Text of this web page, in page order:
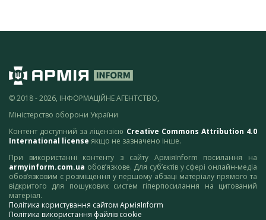
© 2018 - 2026, ІНФОРМАЦІЙНЕ АГЕНТСТВО,
Міністерство оборони України
Контент доступний за ліцензією Creative Commons Attribution 4.0
International license якщо не зазначено інше.
При використанні контенту з сайту АрміяInform посилання на
armyinform.com.ua обов’язкове. Для суб’єктів у сфері онлайн-медіа
обов’язковим є розміщення у першому абзаці матеріалу прямого та
відкритого для пошукових систем гіперпосилання на цитований
матеріал.
Політика користування сайтом АрміяInform
Політика використання файлів cookie